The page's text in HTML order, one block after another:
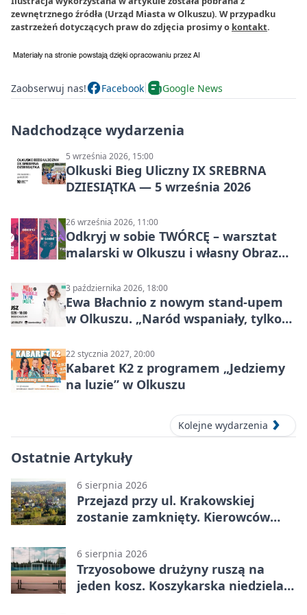
zewnętrznego źródła (Urząd Miasta w Olkuszu). W przypadku
zastrzeżeń dotyczących praw do zdjęcia prosimy o kontakt.
Zaobserwuj nas! Facebook Google News
Nadchodzące wydarzenia
5 września 2026, 15:00
Olkuski Bieg Uliczny IX SREBRNA
DZIESIĄTKA — 5 września 2026
26 września 2026, 11:00
Odkryj w sobie TWÓRCĘ – warsztat
malarski w Olkuszu i własny Obraz
3 października 2026, 18:00
Ewa Błachnio z nowym stand-upem
w Olkuszu. „Naród wspaniały, tylko
22 stycznia 2027, 20:00
Kabaret K2 z programem „Jedziemy
na luzie” w Olkuszu
Kolejne wydarzenia
Ostatnie Artykuły
6 sierpnia 2026
Przejazd przy ul. Krakowskiej
zostanie zamknięty. Kierowców
6 sierpnia 2026
Trzyosobowe drużyny ruszą na
jeden kosz. Koszykarska niedziela